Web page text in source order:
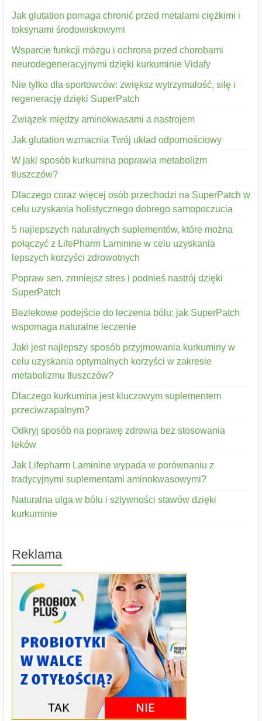
Jak glutation pomaga chronić przed metalami ciężkimi i
toksynami środowiskowymi
Wsparcie funkcji mózgu i ochrona przed chorobami
neurodegeneracyjnymi dzięki kurkuminie Vidafy
Nie tylko dla sportowców: zwiększ wytrzymałość, siłę i
regenerację dzięki SuperPatch
Związek między aminokwasami a nastrojem
Jak glutation wzmacnia Twój układ odpornościowy
W jaki sposób kurkumina poprawia metabolizm
tłuszczów?
Dlaczego coraz więcej osób przechodzi na SuperPatch w
celu uzyskania holistycznego dobrego samopoczucia
5 najlepszych naturalnych suplementów, które można
połączyć z LifePharm Laminine w celu uzyskania
lepszych korzyści zdrowotnych
Popraw sen, zmniejsz stres i podnieś nastrój dzięki
SuperPatch
Bezlekowe podejście do leczenia bólu: jak SuperPatch
wspomaga naturalne leczenie
Jaki jest najlepszy sposób przyjmowania kurkuminy w
celu uzyskania optymalnych korzyści w zakresie
metabolizmu tłuszczów?
Dlaczego kurkumina jest kluczowym suplementem
przeciwzapalnym?
Odkryj sposób na poprawę zdrowia bez stosowania
leków
Jak Lifepharm Laminine wypada w porównaniu z
tradycyjnymi suplementami aminokwasowymi?
Naturalna ulga w bólu i sztywności stawów dzięki
kurkuminie
Reklama